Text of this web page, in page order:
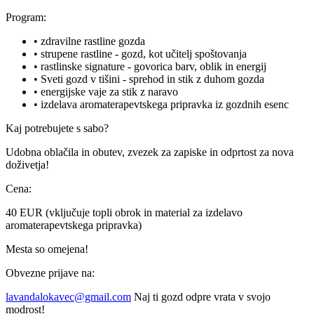
Program:
• zdravilne rastline gozda
• strupene rastline - gozd, kot učitelj spoštovanja
• rastlinske signature - govorica barv, oblik in energij
• Sveti gozd v tišini - sprehod in stik z duhom gozda
• energijske vaje za stik z naravo
• izdelava aromaterapevtskega pripravka iz gozdnih esenc
Kaj potrebujete s sabo?
Udobna oblačila in obutev, zvezek za zapiske in odprtost za nova
doživetja!
Cena:
40 EUR (vključuje topli obrok in material za izdelavo
aromaterapevtskega pripravka)
Mesta so omejena!
Obvezne prijave na:
lavandalokavec@gmail.com Naj ti gozd odpre vrata v svojo
modrost!